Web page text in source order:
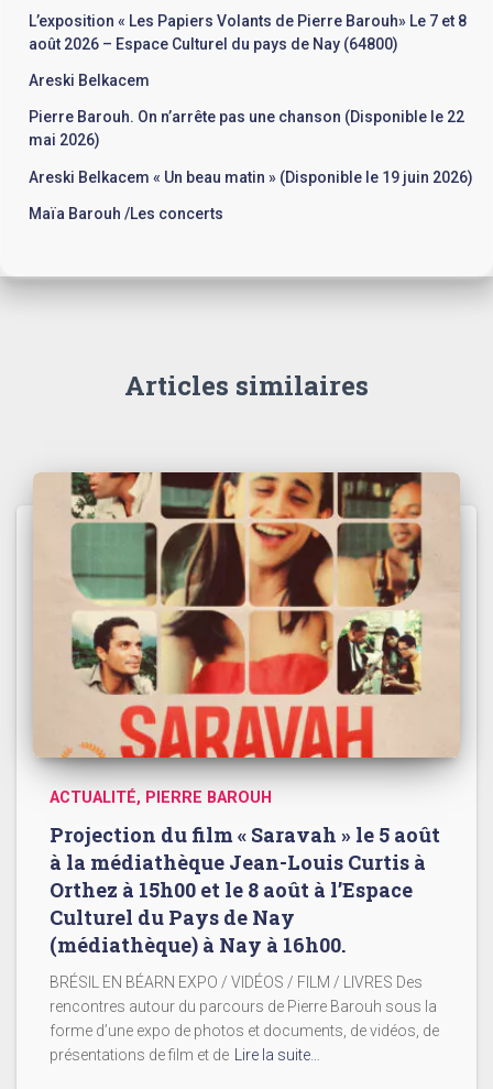
L’exposition « Les Papiers Volants de Pierre Barouh» Le 7 et 8
août 2026 – Espace Culturel du pays de Nay (64800)
Areski Belkacem
Pierre Barouh. On n’arrête pas une chanson (Disponible le 22
mai 2026)
Areski Belkacem « Un beau matin » (Disponible le 19 juin 2026)
Maïa Barouh /Les concerts
Articles similaires
ACTUALITÉ PIERRE BAROUH
Projection du film « Saravah » le 5 août
à la médiathèque Jean-Louis Curtis à
Orthez à 15h00 et le 8 août à l’Espace
Culturel du Pays de Nay
(médiathèque) à Nay à 16h00.
BRÉSIL EN BÉARN EXPO / VIDÉOS / FILM / LIVRES Des
rencontres autour du parcours de Pierre Barouh sous la
forme d’une expo de photos et documents, de vidéos, de
présentations de film et de
Lire la suite…